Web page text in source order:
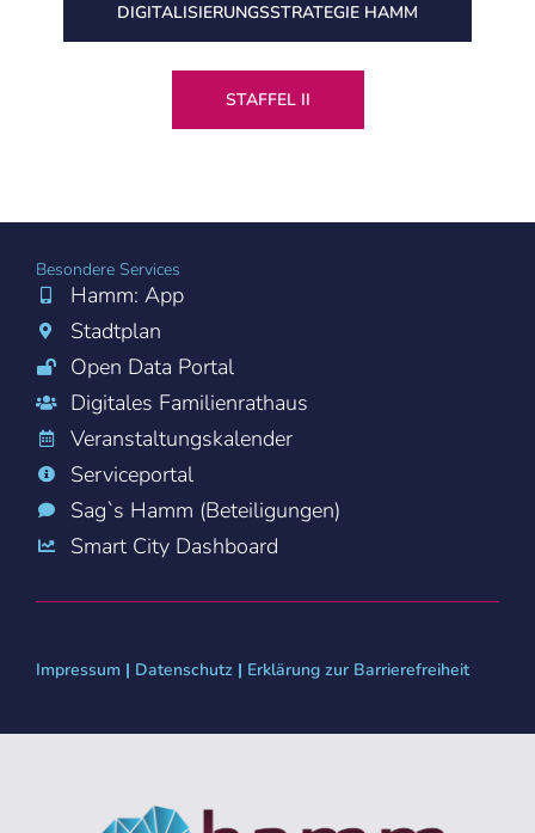
DIGITALISIERUNGS­STRATEGIE HAMM
STAFFEL II
Besondere Services
Hamm: App
Stadtplan
Open Data Portal
Digitales Familienrathaus
Veranstaltungskalender
Serviceportal
Sag`s Hamm (Beteiligungen)
Smart City Dashboard
Impressum | Datenschutz | Erklärung zur Barrierefreiheit